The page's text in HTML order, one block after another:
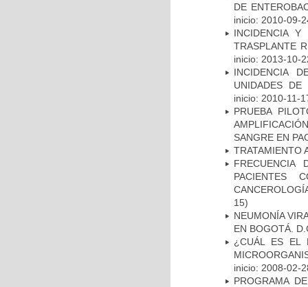
DE
inicio: 2010-09-
INCIDENCIA Y
TRASPLANTE
inicio: 2013-10-
INCIDENCIA
UNIDADES DE
inicio: 2010-11-
PRUEBA
SANGRE EN
TRATAMIENTO
FRECUENCIA
PACIENTES
15)
NEUMONÍA
EN BOGOTÁ.
¿CUÁL ES EL
inicio: 2008-02-
PROGRAMA